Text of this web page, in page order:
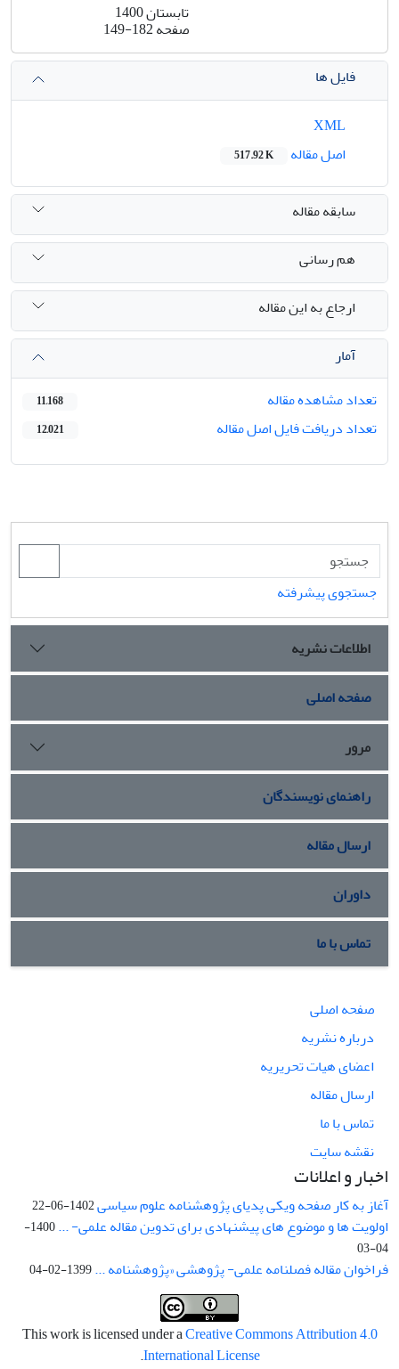
تابستان 1400
صفحه149-182
فایل ها
اصل مقاله
517.92 K
سابقه مقاله
هم رسانی
ارجاع به این مقاله
آمار
تعداد مشاهده مقاله
11,168
تعداد دریافت فایل اصل مقاله 12,021
جستجوی پیشرفته
اطلاعات نشریه
صفحه اصلی
مرور
راهنمای نویسندگان
ارسال مقاله
داوران
تماس با ما
صفحه اصلی
درباره نشریه
اعضای هیات تحریریه
ارسال مقاله
تماس با ما
نقشه سایت
اخبار و اعلانات
آغاز به کار صفحه ویکی پدیای پژوهشنامه علوم سیاسی1402-06-22
اولویت ها و موضوع های پیشنهادی برای تدوین مقاله علمی- ...
1400-
04-03
فراخوان مقاله فصلنامه علمی- پژوهشی «پژوهشنامه ...1399-02-04
This work is licensed under aCreative Commons Attribution 4.0
International License
.